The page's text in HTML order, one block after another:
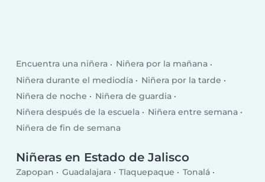
Encuentra una niñera
Niñera por la mañana
Niñera durante el mediodía
Niñera por la tarde
Niñera de noche
Niñera de guardia
Niñera después de la escuela
Niñera entre semana
Niñera de fin de semana
Niñeras en Estado de Jalisco
Zapopan Guadalajara Tlaquepaque
Tonalá